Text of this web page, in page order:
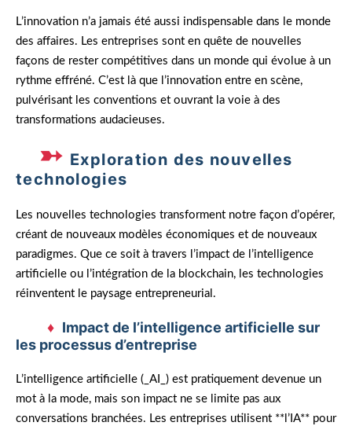
L’innovation n’a jamais été aussi indispensable dans le monde
des affaires. Les entreprises sont en quête de nouvelles
façons de rester compétitives dans un monde qui évolue à un
rythme effréné. C’est là que l’innovation entre en scène,
pulvérisant les conventions et ouvrant la voie à des
transformations audacieuses.
Exploration des nouvelles
technologies
Les nouvelles technologies transforment notre façon d’opérer,
créant de nouveaux modèles économiques et de nouveaux
paradigmes. Que ce soit à travers l’impact de l’intelligence
artificielle ou l’intégration de la blockchain, les technologies
réinventent le paysage entrepreneurial.
Impact de l’intelligence artificielle sur
les processus d’entreprise
L’intelligence artificielle (_AI_) est pratiquement devenue un
mot à la mode, mais son impact ne se limite pas aux
conversations branchées. Les entreprises utilisent **l’IA** pour